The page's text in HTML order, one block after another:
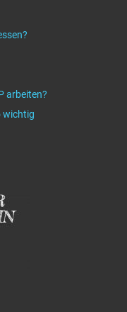
arbeiten?
wichtig